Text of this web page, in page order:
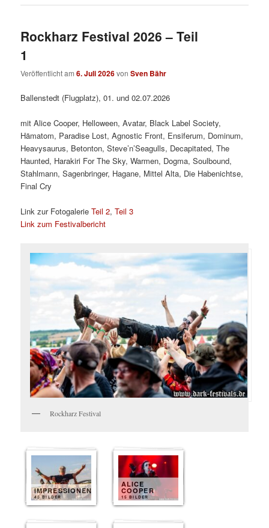
Rockharz Festival 2026 – Teil
1
Veröffentlicht am6. Juli 2026vonSven Bähr
Ballenstedt (Flugplatz), 01. und 02.07.2026
mit Alice Cooper, Helloween, Avatar, Black Label Society,
Hämatom, Paradise Lost, Agnostic Front, Ensiferum, Dominum,
Heavysaurus, Betonton, Steve’n’Seagulls, Decapitated, The
Haunted, Harakiri For The Sky, Warmen, Dogma, Soulbound,
Stahlmann, Sagenbringer, Hagane, Mittel Alta, Die Habenichtse,
Final Cry
Link zur FotogalerieTeil 2,Teil 3
Link zum Festivalbericht
Rockharz Festival
IMPRESSIONEN
40 BILDER
ALICE
COOPER
15 BILDER